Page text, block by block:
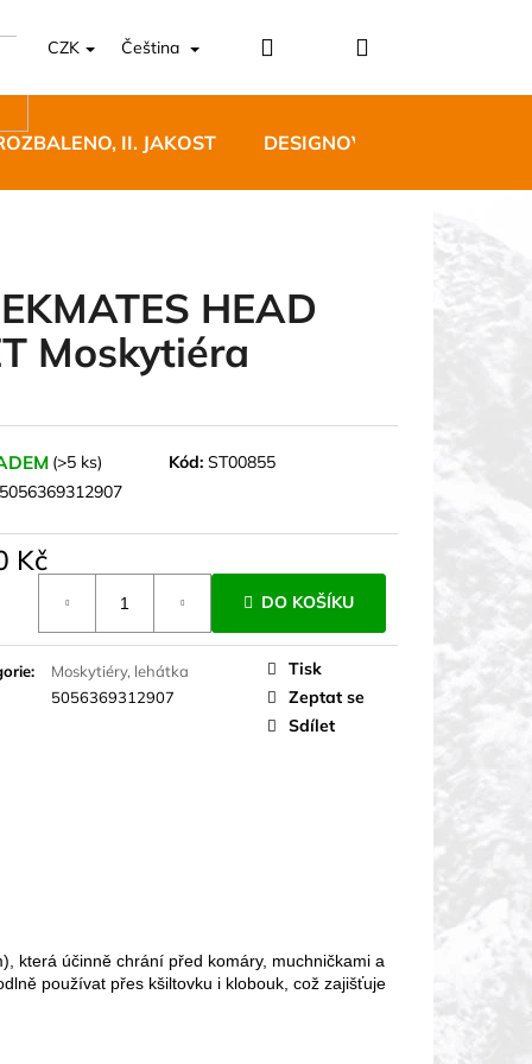
CZK Čeština PřihlášeníNákupní
II. JAKOST DESIGNOVÝ NÁBYTEK
HEAD
Moskytiéra
(>5 ks) Kód: ST00855
5056369312907
Kč
DO KOŠÍKU
:
Moskytiéry, lehátka
5056369312907
Tisk
Zeptat se
Sdílet
která účinně chrání před komáry, muchničkami a
používat přes kšiltovku i klobouk, což zajišťuje
BĚŽECKÉ TRAILOVÉ